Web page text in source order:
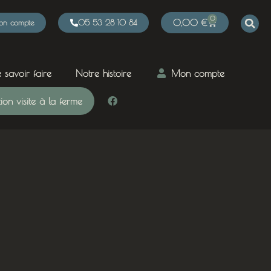
compte 05 53 28 10 84 0,00 € 0
savoir faire Notre histoire Mon compte
visite à la ferme